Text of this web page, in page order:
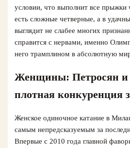
условии, что выполнит все прыжки
есть сложные четверные, а в
выглядит не слабее многих
справится с нервами, именно
него трамплином в абсолютную
Женщины: Петросян и
плотная конкуренция
Женское одиночное катание в
самым непредсказуемым за
Впервые с 2010 года главной